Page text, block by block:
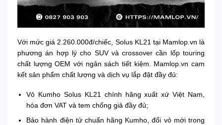
Với mức giá 2.260.000đ/chiếc, Solus KL21 tại Mamlop.vn là
phương án hợp lý cho SUV và crossover cần lốp touring
chất lượng OEM với ngân sách tiết kiệm. Mamlop.vn cam
kết sản phẩm chất lượng và dịch vụ lắp đặt đầy đủ:
Vỏ Kumho Solus KL21 chính hãng xuất xứ Việt Nam,
hóa đơn VAT và tem chống giả đầy đủ;
Bảo hành điện tử chuẩn hãng Kumho, đổi vỏ mới trong